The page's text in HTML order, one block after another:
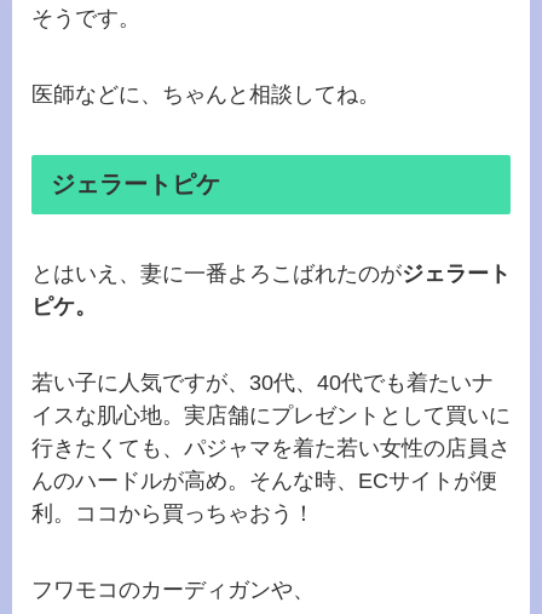
そうです。
医師などに、ちゃんと相談してね。
ジェラートピケ
とはいえ、妻に一番よろこばれたのがジェラート
ピケ。
若い子に人気ですが、30代、40代でも着たいナ
イスな肌心地。実店舗にプレゼントとして買いに
行きたくても、パジャマを着た若い女性の店員さ
んのハードルが高め。そんな時、ECサイトが便
利。ココから買っちゃおう！
フワモコのカーディガンや、